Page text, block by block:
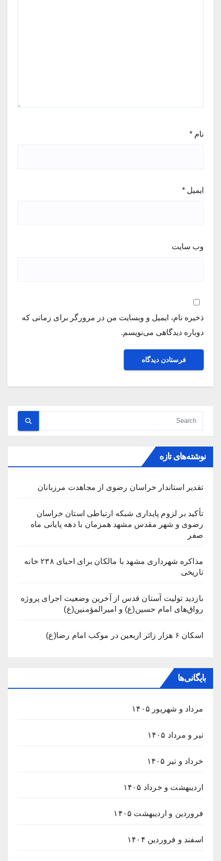
نام *
ایمیل *
وب‌ سایت
ذخیره نام، ایمیل و وبسایت من در مرورگر برای زمانی که
دوباره دیدگاهی می‌نویسم.
نوشته‌های تازه
تقدیر استاندار خراسان رضوی از مجاهدت مرزبانان
تأکید بر لزوم پایداری شبکه ارتباطی استان خراسان
رضوی و شهر مقدس مشهد همزمان با دهه پایانی ماه
صفر
مذاکره شهرداری مشهد با مالکان برای احیای ۲۳۸ خانه
تاریخی
بازدید تولیت آستان قدس از آخرین وضعیت اجرای پروژه
رواق‌های امام حسین(ع) و امیرالمؤمنین(ع)
اسکان ۶ هزار زائر اربعین در موکب امام رضا(ع)
بایگانی‌ها
مرداد و شهریور ۱۴۰۵
تیر و مرداد ۱۴۰۵
خرداد و تیر ۱۴۰۵
اردیبهشت و خرداد ۱۴۰۵
فروردین و اردیبهشت ۱۴۰۵
اسفند و فروردین ۱۴۰۴